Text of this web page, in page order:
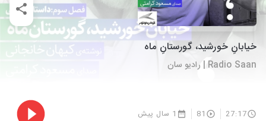
خیابانِ خورشید، گورستانِ ماه
Radio Saan | رادیو سان
27:17
81 1 سال پیش